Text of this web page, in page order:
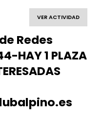
VER ACTIVIDAD
Redes
HAY 1 PLAZA